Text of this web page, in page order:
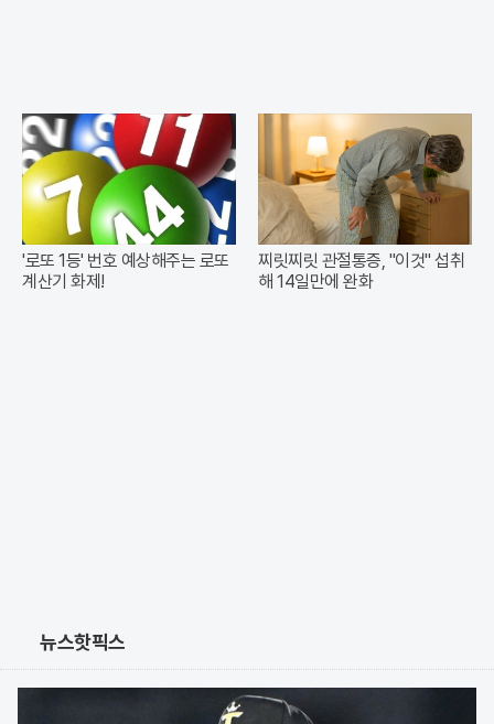
'로또 1등' 번호 예상해주는 로또
계산기 화제!
찌릿찌릿 관절통증, "이것" 섭취
해 14일만에 완화
뉴스핫픽스